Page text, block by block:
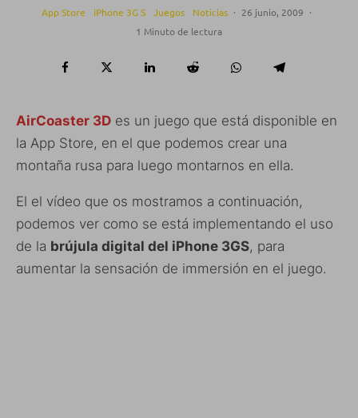
App Store
iPhone 3G S Juegos Noticias · 26 junio, 2009 ·
1 Minuto de lectura
AirCoaster 3D es un juego que está disponible en
la App Store, en el que podemos crear una
montaña rusa para luego montarnos en ella.
El el vídeo que os mostramos a continuación,
podemos ver como se está implementando el uso
de la brújula digital del iPhone 3GS, para
aumentar la sensación de immersión en el juego.